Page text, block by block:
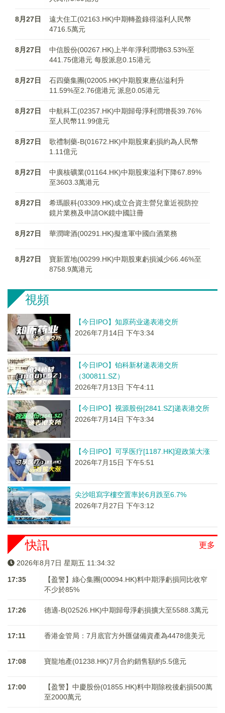
8月27日
遠大住工(02163.HK)中期轉盈錄得溢利人民幣
4716.5萬元
8月27日
中信股份(00267.HK)上半年淨利潤增63.53%至
441.75億港元 每股派息0.15港元
8月27日
石四藥集團(02005.HK)中期股東應佔溢利升
11.59%至2.76億港元 派息0.05港元
8月27日
中航科工(02357.HK)中期歸母淨利潤增長39.76%
至人民幣11.99億元
8月27日
歌禮制藥-B(01672.HK)中期股東虧損約為人民幣
1.11億元
8月27日
中廣核礦業(01164.HK)中期股東溢利下降67.89%
至3603.3萬港元
8月27日
希瑪眼科(03309.HK)成立合資主營兒童近視防控
鏡片業務及申請OK鏡中國註冊
8月27日 華潤啤酒(00291.HK)擬進軍中國白酒業務
8月27日
寶新置地(00299.HK)中期股東虧損減少66.46%至
8758.9萬港元
視頻
【今日IPO】知原药业递表港交所
2026年7月14日 下午3:34
【今日IPO】铂科新材递表港交所
（300811.SZ）
2026年7月13日 下午4:11
【今日IPO】视源股份[2841.SZ]递表港交所
2026年7月14日 下午3:34
【今日IPO】可孚医疗[1187.HK]迎政策大涨
2026年7月15日 下午5:51
尖沙咀寫字樓空置率於6月跌至6.7%
2026年7月27日 下午3:12
更多
快訊
2026年8月7日 星期五 11:34:32
17:35
【盈警】綠心集團(00094.HK)料中期淨虧損同比收窄
不少於85%
17:26 德適-B(02526.HK)中期歸母淨虧損擴大至5588.3萬元
17:11 香港金管局：7月底官方外匯儲備資產為4478億美元
17:08 寶龍地產(01238.HK)7月合約銷售額約5.5億元
17:00
【盈警】中慶股份(01855.HK)料中期除稅後虧損500萬
至2000萬元